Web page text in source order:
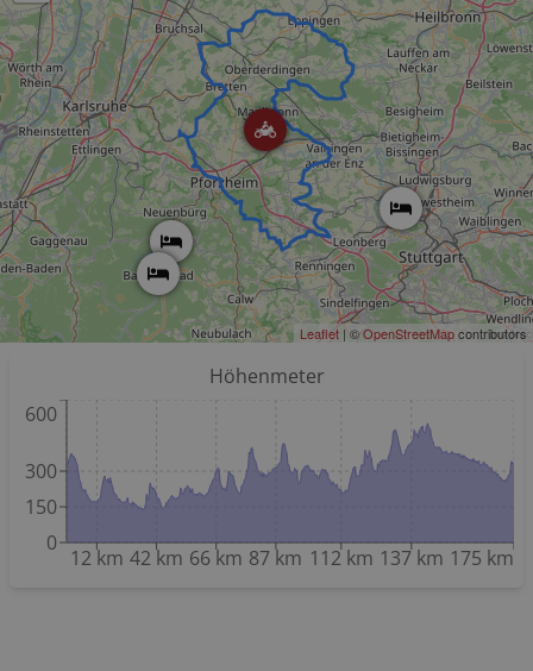
Leaflet | ©OpenStreetMapcontributors
Höhenmeter
12 km 42 km 66 km 87 km 112 km 137 km 175 km
0
150
300
600